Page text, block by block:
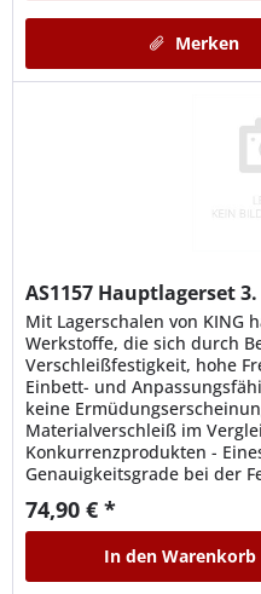
Merken
AS1157 Hauptlagerset 3.
Mit Lagerschalen von KING
Werkstoffe, die sich durch
Verschleißfestigkeit, hohe
Einbett- und
keine
Materialverschleiß im
Konkurrenzprodukten -
Genauigkeitsgrade bei der
74,90 € *
In den Warenkorb